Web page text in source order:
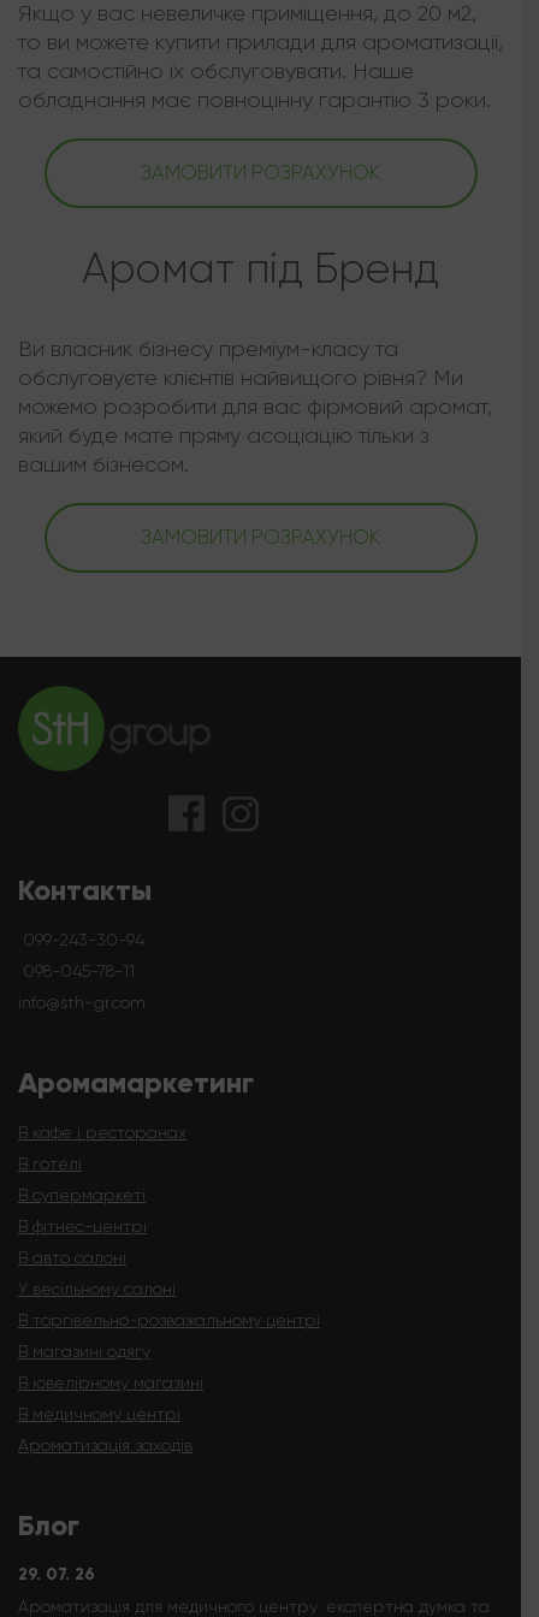
Якщо у вас невеличке приміщення, до 20 м2,
то ви можете купити прилади для ароматизації,
та самостійно їх обслуговувати. Наше
обладнання має повноцінну гарантію 3 роки.
ЗАМОВИТИ РОЗРАХУНОК
Аромат під Бренд
Ви власник бізнесу преміум-класу та
обслуговуєте клієнтів найвищого рівня? Ми
можемо розробити для вас фірмовий аромат,
який буде мате пряму асоціацію тільки з
вашим бізнесом.
ЗАМОВИТИ РОЗРАХУНОК
Контакты
099-243-30-94
098-045-78-11
info@sth-gr.com
Аромамаркетинг
В кафе і ресторанах
В готелі
В супермаркеті
В фітнес-центрі
В авто салоні
У весільному салоні
В торгівельно-розважальному центрі
В магазині одягу
В ювелірному магазині
В медичному центрі
Ароматизація заходів
Блог
29. 07. 26
Ароматизація для медичного центру: експертна думка та